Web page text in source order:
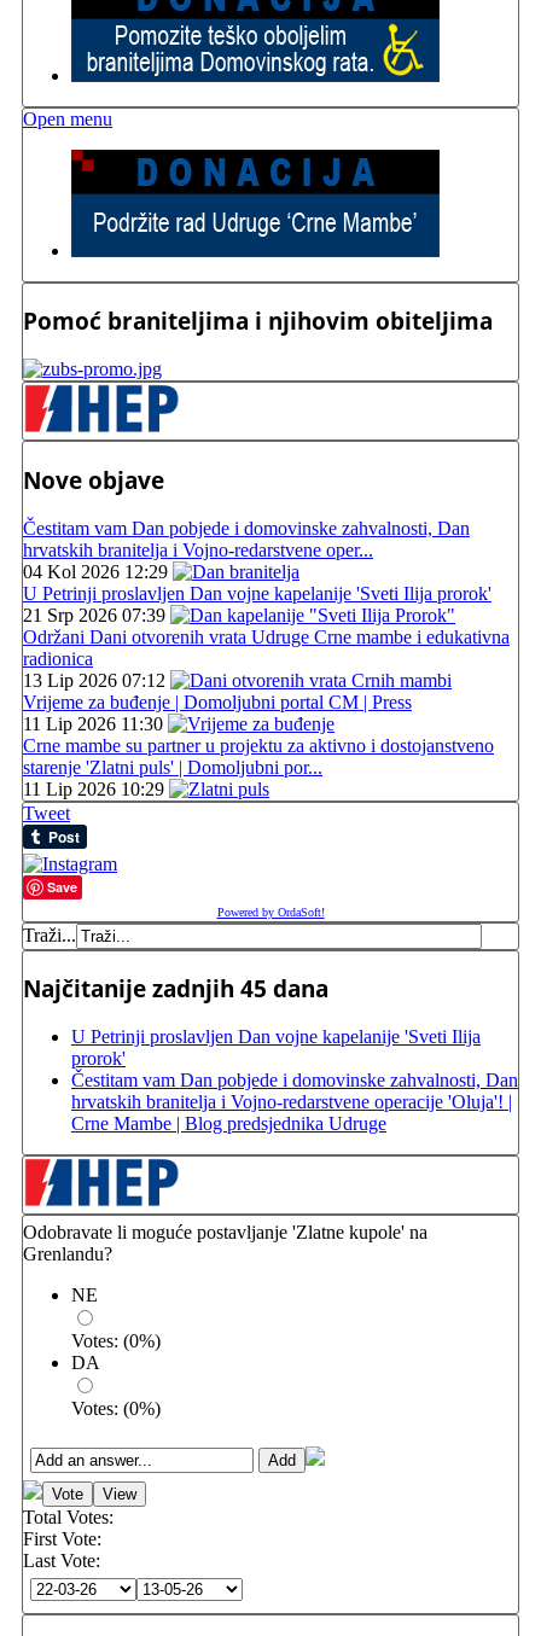
Open menu
Pomoć braniteljima i njihovim obiteljima
Nove objave
Čestitam vam Dan pobjede i domovinske zahvalnosti, Dan
hrvatskih branitelja i Vojno-redarstvene oper...
04 Kol 2026 12:29
U Petrinji proslavljen Dan vojne kapelanije 'Sveti Ilija prorok'
21 Srp 2026 07:39
Održani Dani otvorenih vrata Udruge Crne mambe i edukativna
radionica
13 Lip 2026 07:12
Vrijeme za buđenje | Domoljubni portal CM | Press
11 Lip 2026 11:30
Crne mambe su partner u projektu za aktivno i dostojanstveno
starenje 'Zlatni puls' | Domoljubni por...
11 Lip 2026 10:29
Tweet
Save
Powered by OrdaSoft!
Traži...
Najčitanije zadnjih 45 dana
U Petrinji proslavljen Dan vojne kapelanije 'Sveti Ilija
prorok'
Čestitam vam Dan pobjede i domovinske zahvalnosti, Dan
hrvatskih branitelja i Vojno-redarstvene operacije 'Oluja'! |
Crne Mambe | Blog predsjednika Udruge
Odobravate li moguće postavljanje 'Zlatne kupole' na
Grenlandu?
NE
Votes: (0%)
DA
Votes: (0%)
Total Votes:
First Vote:
Last Vote: